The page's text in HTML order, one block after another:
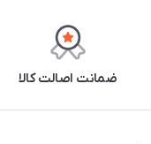
ضمانت اصالت کالا